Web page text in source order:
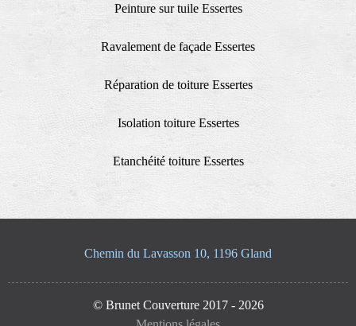
Peinture sur tuile Essertes
Ravalement de façade Essertes
Réparation de toiture Essertes
Isolation toiture Essertes
Etanchéité toiture Essertes
Chemin du Lavasson 10, 1196 Gland
© Brunet Couverture 2017 - 2026